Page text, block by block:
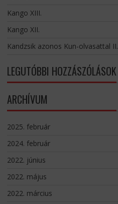
Kango XIII.
Kango XII.
Kandzsik azonos Kun-olvasattal II.
LEGUTÓBBI HOZZÁSZÓLÁSOK
ARCHÍVUM
2025. február
2024. február
2022. június
2022. május
2022. március